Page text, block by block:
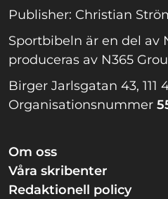
Publisher: Christian
Sportbibeln är en del av
produceras av N365
Birger Jarlsgatan 43, 111
Organisationsnummer
Om oss
Våra skribenter
Redaktionell policy